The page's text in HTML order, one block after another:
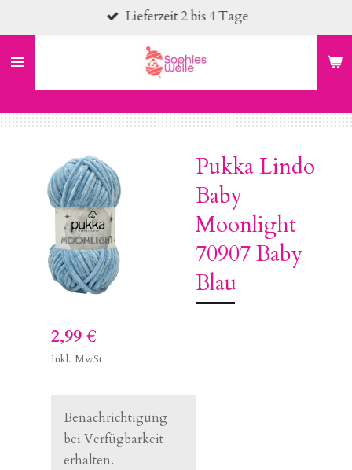
Hauptinhalt
springen
Lieferzeit 2 bis 4 Tage
Pukka Lindo
Baby
Moonlight
70907 Baby
Blau
2,99 €
inkl. MwSt
Benachrichtigung
bei Verfügbarkeit
erhalten.